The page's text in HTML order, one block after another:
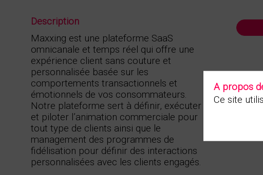
Description
Maxxing est une plateforme SaaS
omnicanale et temps réel qui offre une
expérience client sans couture et
personnalisée basée sur les
comportements transactionnels et
émotionnels de vos consommateurs.
Notre plateforme sert à définir, exécuter
et piloter l’animation commerciale pour
tout type de clients ainsi que le
management des programmes de
fidélisation pour définir des interactions
personnalisées avec les clients engagés.
A propos
Ce site